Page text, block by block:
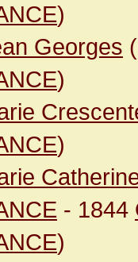
)
Georges
)
)
- 1844
)